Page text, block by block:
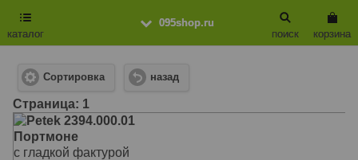
095shop.ru
каталог
корзина
поиск
Сортировка назад
Cтраница: 1
Petek 2394.000.01
Портмоне
с гладкой фактурой